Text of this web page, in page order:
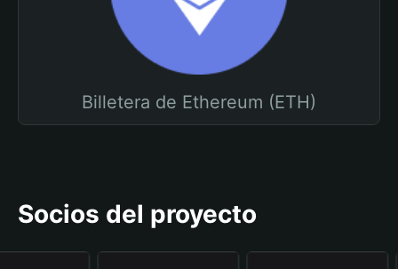
Billetera de Ethereum (ETH)
Socios del proyecto